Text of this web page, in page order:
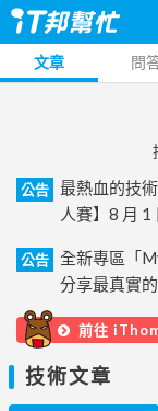
文章 問
公告
最熱血的技
人賽】8 月 1
公告
全新專區「
分享最真實
前往
技術文章